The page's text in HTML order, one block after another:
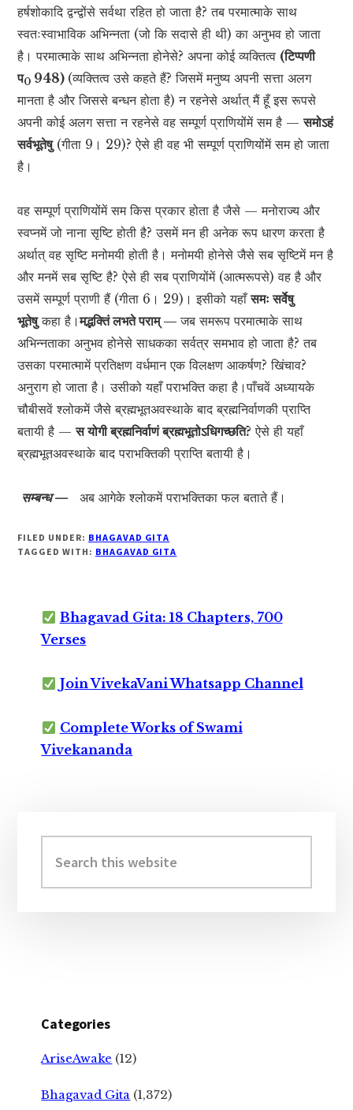
हर्षशोकादि द्वन्द्वोंसे सर्वथा रहित हो जाता है? तब परमात्माके साथ
स्वतःस्वाभाविक अभिन्नता (जो कि सदासे ही थी) का अनुभव हो जाता
है। परमात्माके साथ अभिन्नता होनेसे? अपना कोई व्यक्तित्व (टिप्पणी
प0 948) (व्यक्तित्व उसे कहते हैं? जिसमें मनुष्य अपनी सत्ता अलग
मानता है और जिससे बन्धन होता है) न रहनेसे अर्थात् मैं हूँ इस रूपसे
अपनी कोई अलग सत्ता न रहनेसे वह सम्पूर्ण प्राणियोंमें सम है —समोऽहं
सर्वभूतेषु(गीता 9। 29)? ऐसे ही वह भी सम्पूर्ण प्राणियोंमें सम हो जाता
है।
वह सम्पूर्ण प्राणियोंमें सम किस प्रकार होता है जैसे — मनोराज्य और
स्वप्नमें जो नाना सृष्टि होती है? उसमें मन ही अनेक रूप धारण करता है
अर्थात् वह सृष्टि मनोमयी होती है। मनोमयी होनेसे जैसे सब सृष्टिमें मन है
और मनमें सब सृष्टि है? ऐसे ही सब प्राणियोंमें (आत्मरूपसे) वह है और
उसमें सम्पूर्ण प्राणी हैं (गीता 6। 29)। इसीको यहाँसमः सर्वेषु
भूतेषुकहा है।मद्भक्तिं लभते पराम् —जब समरूप परमात्माके साथ
अभिन्नताका अनुभव होनेसे साधकका सर्वत्र समभाव हो जाता है? तब
उसका परमात्मामें प्रतिक्षण वर्धमान एक विलक्षण आकर्षण? खिंचाव?
अनुराग हो जाता है। उसीको यहाँ पराभक्ति कहा है।पाँचवें अध्यायके
चौबीसवें श्लोकमें जैसे ब्रह्मभूतअवस्थाके बाद ब्रह्मनिर्वाणकी प्राप्ति
बतायी है —स योगी ब्रह्मनिर्वाणं ब्रह्मभूतोऽधिगच्छति? ऐसे ही यहाँ
ब्रह्मभूतअवस्थाके बाद पराभक्तिकी प्राप्ति बतायी है।
सम्बन्ध — अब आगेके श्लोकमें पराभक्तिका फल बताते हैं।
FILED UNDER: BHAGAVAD GITA
TAGGED WITH: BHAGAVAD GITA
Bhagavad Gita: 18 Chapters, 700
Verses
Join VivekaVani Whatsapp Channel
Complete Works of Swami
Vivekananda
Sidebar
this
website
Categories
AriseAwake (12)
Bhagavad Gita (1,372)